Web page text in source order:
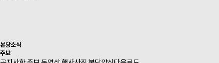
본당소식
주보